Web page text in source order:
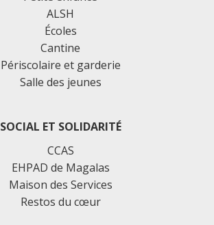
ALSH
Écoles
Cantine
Périscolaire et garderie
Salle des jeunes
SOCIAL ET SOLIDARITÉ
CCAS
EHPAD de Magalas
Maison des Services
Restos du cœur